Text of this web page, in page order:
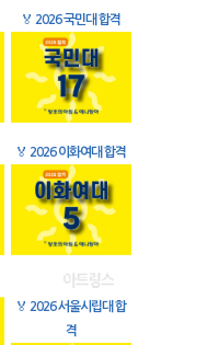
🏅 2026 국민대 합격
🏅 2026 이화여대 합격
🏅 2026 서울시립대 합
격